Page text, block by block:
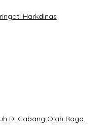
Harkdinas
Di Cabang Olah Raga.